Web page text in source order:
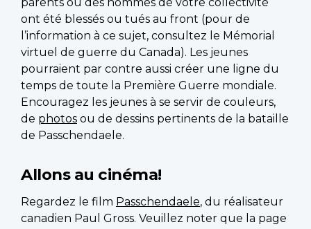
ont été blessés ou tués au front (pour de
l’information à ce sujet, consultez le Mémorial
virtuel de guerre du Canada). Les jeunes
pourraient par contre aussi créer une ligne du
temps de toute la Première Guerre mondiale.
Encouragez les jeunes à se servir de couleurs,
de photos ou de dessins pertinents de la bataille
de Passchendaele.
Allons au cinéma!
Regardez le film Passchendaele, du réalisateur
canadien Paul Gross. Veuillez noter que la page